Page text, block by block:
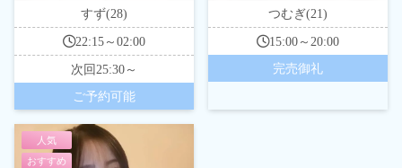
すず(28)
22:15～02:00
次回25:30～
ご予約可能
つむぎ(21)
15:00～20:00
完売御礼
人気
おすすめ